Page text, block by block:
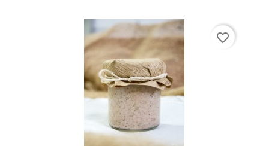
favorite_border